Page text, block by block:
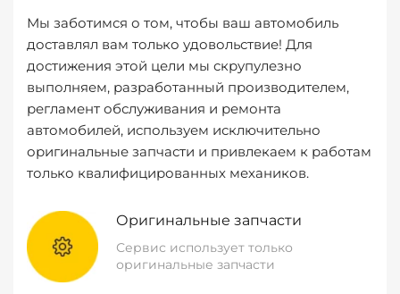
Мы заботимся о том, чтобы ваш автомобиль
доставлял вам только удовольствие! Для
достижения этой цели мы скрупулезно
выполняем, разработанный производителем,
регламент обслуживания и ремонта
автомобилей, используем исключительно
оригинальные запчасти и привлекаем к работам
только квалифицированных механиков.
Оригинальные запчасти
Сервис использует только
оригинальные запчасти